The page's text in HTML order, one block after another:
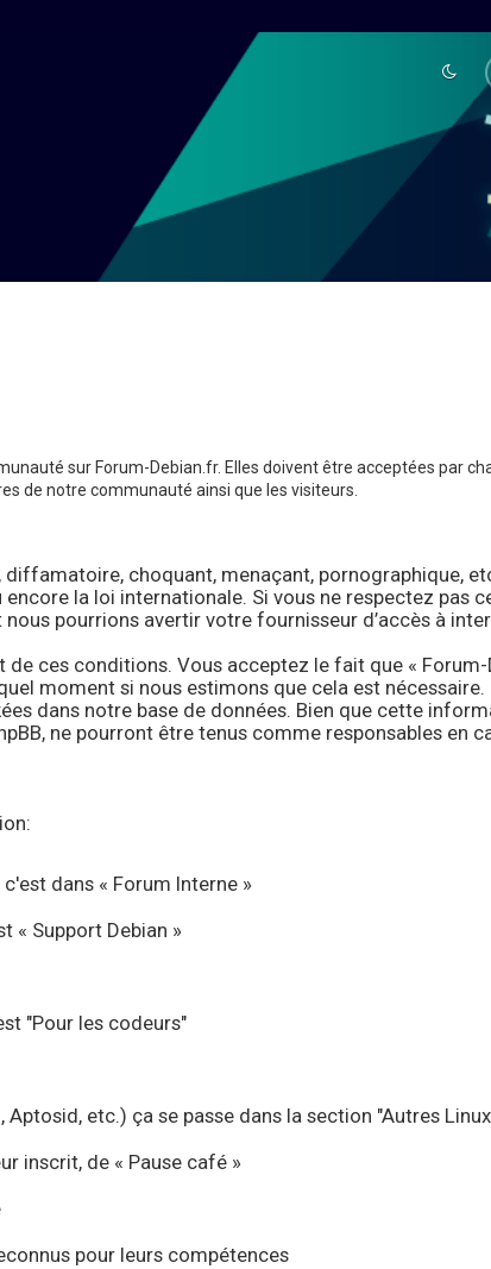
sur Forum-Debian.fr. Elles doivent être acceptées par
de notre communauté ainsi que les visiteurs.
choquant, menaçant, pornographique,
la loi internationale. Si vous ne respectez pas
pourrions avertir votre fournisseur d’accès à
de ces conditions. Vous acceptez le fait que «
moment si nous estimons que cela est nécessaire.
dans notre base de données. Bien que cette
ne pourront être tenus comme responsables en
dans « Forum Interne »
« Support Debian »
"Pour les codeurs"
etc.) ça se passe dans la section "Autres
inscrit, de « Pause café »
pour leurs compétences